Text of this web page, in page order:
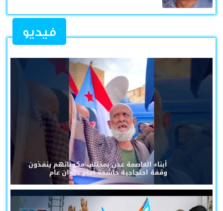
فيديو
أبناء العاصمة عدن بمختلف مكوناتهم ينفذون
وقفة احتجاجية حاشدة أمام ديوان عام